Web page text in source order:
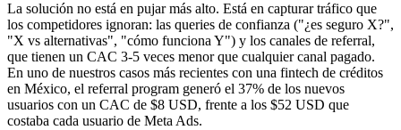
La solución no está en pujar más alto. Está en capturar tráfico que
los competidores ignoran: las queries de confianza ("¿es seguro X?",
"X vs alternativas", "cómo funciona Y") y los canales de referral,
que tienen un CAC 3-5 veces menor que cualquier canal pagado.
En uno de nuestros casos más recientes con una fintech de créditos
en México, el referral program generó el 37% de los nuevos
usuarios con un CAC de $8 USD, frente a los $52 USD que
costaba cada usuario de Meta Ads.